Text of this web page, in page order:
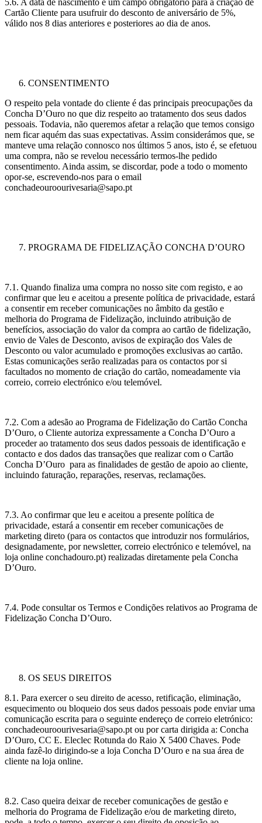
Cartão Cliente para usufruir do desconto de aniversário de 5%,
válido nos 8 dias anteriores e posteriores ao dia de anos.
CONSENTIMENTO
O respeito pela vontade do cliente é das principais preocupações da
Concha D’Ouro no que diz respeito ao tratamento dos seus dados
pessoais. Todavia, não queremos afetar a relação que temos consigo
nem ficar aquém das suas expectativas. Assim considerámos que, se
manteve uma relação connosco nos últimos 5 anos, isto é, se efetuou
uma compra, não se revelou necessário termos-lhe pedido
consentimento. Ainda assim, se discordar, pode a todo o momento
opor-se, escrevendo-nos para o email
conchadeouroourivesaria@sapo.pt
PROGRAMA DE FIDELIZAÇÃO CONCHA D’OURO
7.1. Quando finaliza uma compra no nosso site com registo, e ao
confirmar que leu e aceitou a presente política de privacidade, estará
a consentir em receber comunicações no âmbito da gestão e
melhoria do Programa de Fidelização, incluindo atribuição de
benefícios, associação do valor da compra ao cartão de fidelização,
envio de Vales de Desconto, avisos de expiração dos Vales de
Desconto ou valor acumulado e promoções exclusivas ao cartão.
Estas comunicações serão realizadas para os contactos por si
facultados no momento de criação do cartão, nomeadamente via
correio, correio electrónico e/ou telemóvel.
7.2. Com a adesão ao Programa de Fidelização do Cartão Concha
D’Ouro, o Cliente autoriza expressamente a Concha D’Ouro a
proceder ao tratamento dos seus dados pessoais de identificação e
contacto e dos dados das transações que realizar com o Cartão
Concha D’Ouro para as finalidades de gestão de apoio ao cliente,
incluindo faturação, reparações, reservas, reclamações.
7.3. Ao confirmar que leu e aceitou a presente política de
privacidade, estará a consentir em receber comunicações de
marketing direto (para os contactos que introduzir nos formulários,
designadamente, por newsletter, correio electrónico e telemóvel, na
loja online conchadouro.pt) realizadas diretamente pela Concha
D’Ouro.
7.4. Pode consultar os Termos e Condições relativos ao Programa de
Fidelização Concha D’Ouro.
OS SEUS DIREITOS
8.1. Para exercer o seu direito de acesso, retificação, eliminação,
esquecimento ou bloqueio dos seus dados pessoais pode enviar uma
comunicação escrita para o seguinte endereço de correio eletrónico:
conchadeouroourivesaria@sapo.pt ou por carta dirigida a: Concha
D’Ouro, CC E. Eleclec Rotunda do Raio X 5400 Chaves. Pode
ainda fazê-lo dirigindo-se a loja Concha D’Ouro e na sua área de
cliente na loja online.
8.2. Caso queira deixar de receber comunicações de gestão e
melhoria do Programa de Fidelização e/ou de marketing direto,